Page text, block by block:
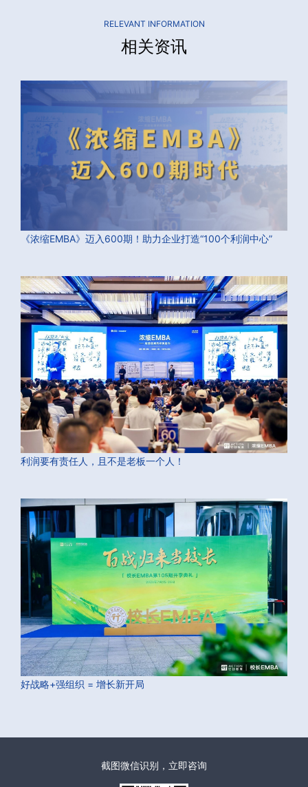
RELEVANT INFORMATION
相关资讯
《浓缩EMBA》迈入600期！助力企业打造“100个利润中心”
利润要有责任人，且不是老板一个人！
好战略+强组织 = 增长新开局
截图微信识别，立即咨询